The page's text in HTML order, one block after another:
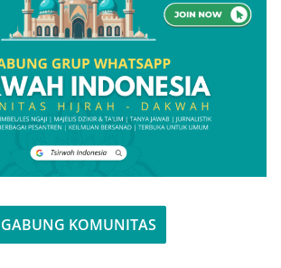
GABUNG KOMUNITAS